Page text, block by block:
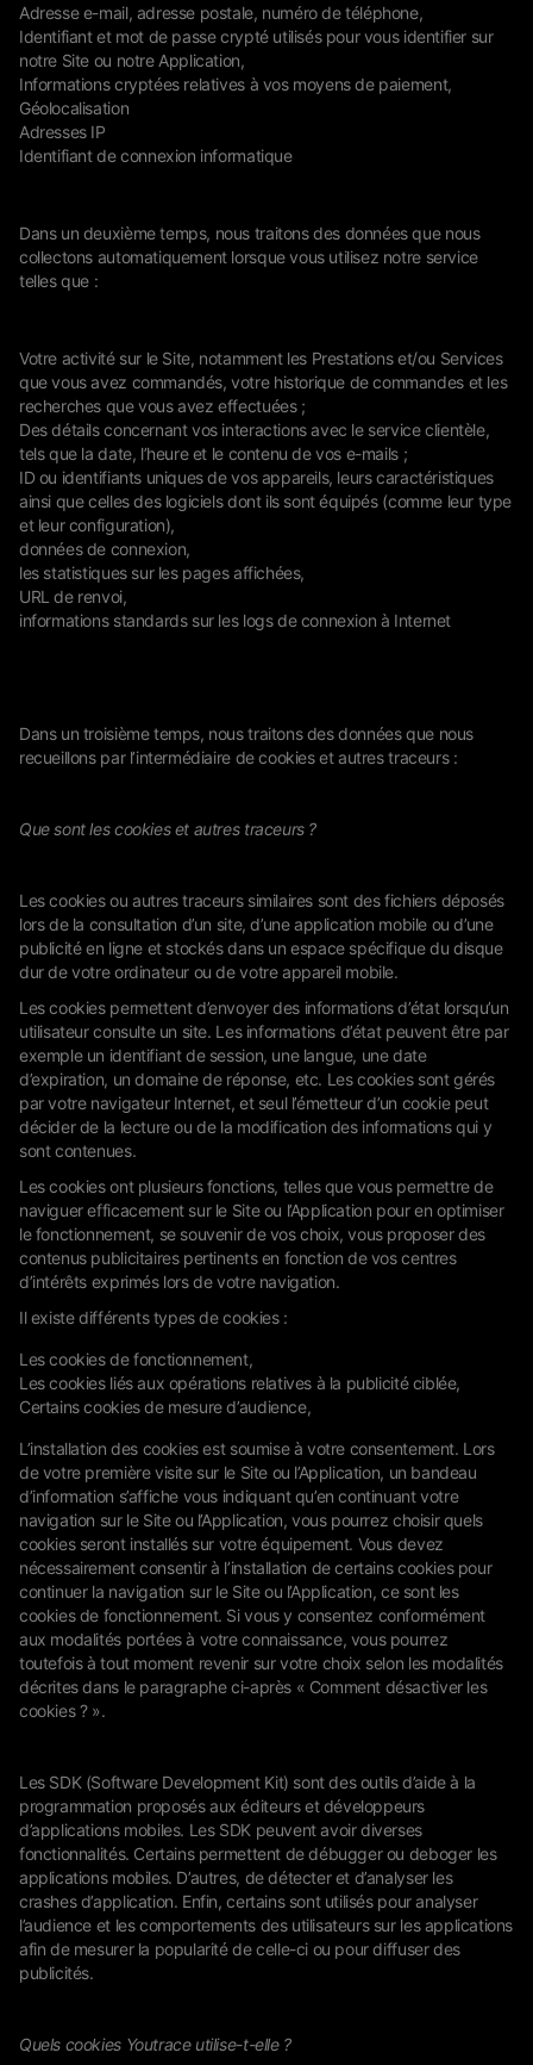
Adresse e-mail, adresse postale, numéro de téléphone,
Identifiant et mot de passe crypté utilisés pour vous identifier sur
notre Site ou notre Application,
Informations cryptées relatives à vos moyens de paiement,
Géolocalisation
Adresses IP
Identifiant de connexion informatique
Dans un deuxième temps, nous traitons des données que nous
collectons automatiquement lorsque vous utilisez notre service
telles que :
Votre activité sur le Site, notamment les Prestations et/ou Services
que vous avez commandés, votre historique de commandes et les
recherches que vous avez effectuées ;
Des détails concernant vos interactions avec le service clientèle,
tels que la date, l’heure et le contenu de vos e-mails ;
ID ou identifiants uniques de vos appareils, leurs caractéristiques
ainsi que celles des logiciels dont ils sont équipés (comme leur type
et leur configuration),
données de connexion,
les statistiques sur les pages affichées,
URL de renvoi,
informations standards sur les logs de connexion à Internet
Dans un troisième temps, nous traitons des données que nous
recueillons par l’intermédiaire de cookies et autres traceurs :
Que sont les cookies et autres traceurs ?
Les cookies ou autres traceurs similaires sont des fichiers déposés
lors de la consultation d’un site, d’une application mobile ou d’une
publicité en ligne et stockés dans un espace spécifique du disque
dur de votre ordinateur ou de votre appareil mobile.
Les cookies permettent d’envoyer des informations d’état lorsqu’un
utilisateur consulte un site. Les informations d’état peuvent être par
exemple un identifiant de session, une langue, une date
d’expiration, un domaine de réponse, etc. Les cookies sont gérés
par votre navigateur Internet, et seul l’émetteur d’un cookie peut
décider de la lecture ou de la modification des informations qui y
sont contenues.
Les cookies ont plusieurs fonctions, telles que vous permettre de
naviguer efficacement sur le Site ou l’Application pour en optimiser
le fonctionnement, se souvenir de vos choix, vous proposer des
contenus publicitaires pertinents en fonction de vos centres
d’intérêts exprimés lors de votre navigation.
Il existe différents types de cookies :
Les cookies de fonctionnement,
Les cookies liés aux opérations relatives à la publicité ciblée,
Certains cookies de mesure d’audience,
L’installation des cookies est soumise à votre consentement. Lors
de votre première visite sur le Site ou l’Application, un bandeau
d’information s’affiche vous indiquant qu’en continuant votre
navigation sur le Site ou l’Application, vous pourrez choisir quels
cookies seront installés sur votre équipement. Vous devez
nécessairement consentir à l’installation de certains cookies pour
continuer la navigation sur le Site ou l’Application, ce sont les
cookies de fonctionnement. Si vous y consentez conformément
aux modalités portées à votre connaissance, vous pourrez
toutefois à tout moment revenir sur votre choix selon les modalités
décrites dans le paragraphe ci-après « Comment désactiver les
cookies ? ».
Les SDK (Software Development Kit) sont des outils d’aide à la
programmation proposés aux éditeurs et développeurs
d’applications mobiles. Les SDK peuvent avoir diverses
fonctionnalités. Certains permettent de débugger ou deboger les
applications mobiles. D’autres, de détecter et d’analyser les
crashes d’application. Enfin, certains sont utilisés pour analyser
l’audience et les comportements des utilisateurs sur les applications
afin de mesurer la popularité de celle-ci ou pour diffuser des
publicités.
Quels cookies Youtrace utilise-t-elle ?